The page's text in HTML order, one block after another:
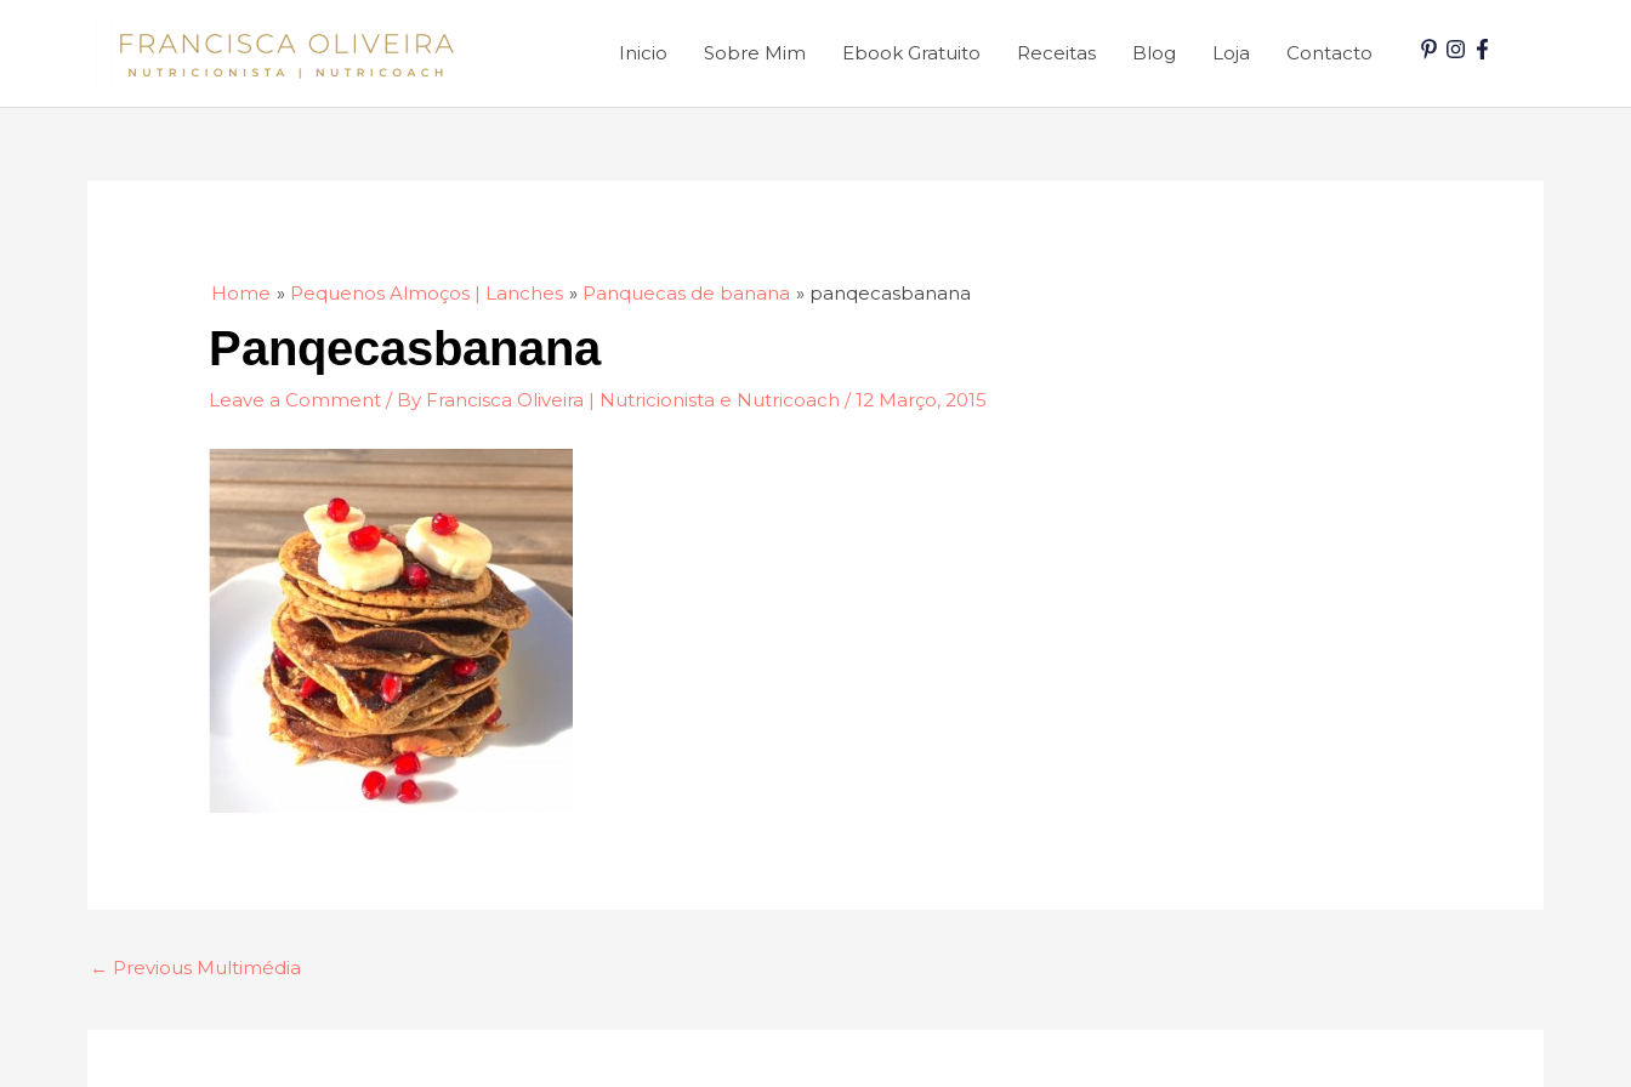
Inicio Sobre Mim Ebook Gratuito Receitas Blog Loja Contacto
Home Pequenos Almoços | Lanches Panquecas de banana panqecasbanana
Panqecasbanana
Leave a Comment / By Francisca Oliveira | Nutricionista e Nutricoach/12 Março, 2015
← Previous Multimédia